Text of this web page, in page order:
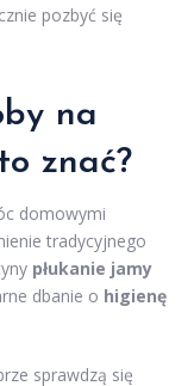
pozbyć się
na
znać?
domowymi
tradycyjnego
płukanie jamy
dbanie o higienę
sprawdzą się